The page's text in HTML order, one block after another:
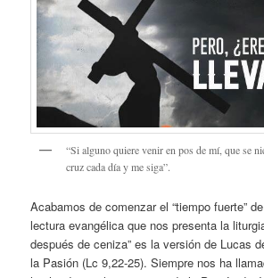
“Si alguno quiere venir en pos de mí, que se
cruz cada día y me siga”.
Acabamos de comenzar el “tiempo fuerte”
lectura evangélica que nos presenta la
después de ceniza” es la versión de Lucas
la Pasión (Lc 9,22-25). Siempre nos ha